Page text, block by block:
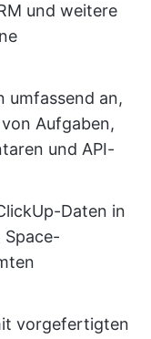
und weitere
umfassend an,
Aufgaben,
und API-
Daten in
Space-
vorgefertigten